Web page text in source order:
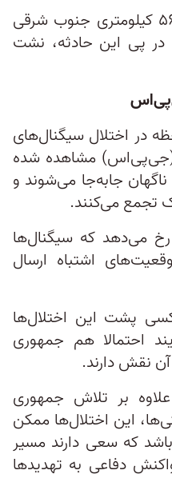
این کشتی در فاصله حدود ۵۶ کیلومتری جنوب شرقی
پی این حادثه، نشت
در اختلال سیگنال‌های
(جی‌پی‌اس) مشاهده شده
جابه‌جا می‌شوند و
تجمع می‌کنند.
می‌دهد که سیگنال‌ها
اشتباه ارسال
پشت این اختلال‌ها
احتمالا هم جمهوری
نقش دارند.
بر تلاش جمهوری
این اختلال‌ها ممکن
که سعی دارند مسیر
دفاعی به تهدیدها